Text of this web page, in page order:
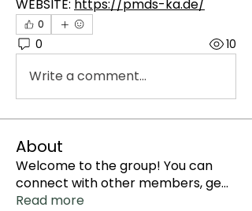
WEBSITE: https://pmds-ka.de/
0
0 10
Write a comment...
About
Welcome to the group! You can
connect with other members, ge...
Read more